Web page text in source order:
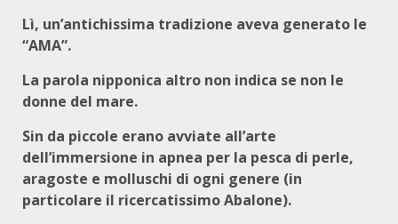
Lì, un’antichissima tradizione aveva generato le
“AMA”.
La parola nipponica altro non indica se non le
donne del mare.
Sin da piccole erano avviate all’arte
dell’immersione in apnea per la pesca di perle,
aragoste e molluschi di ogni genere (in
particolare il ricercatissimo Abalone).